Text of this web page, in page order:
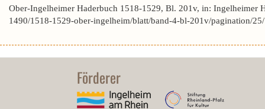
Ober-Ingelheimer Haderbuch 1518-1529, Bl. 201v, in: Ingelheimer
1490/1518-1529-ober-ingelheim/blatt/band-4-bl-201v/pagination/
Förderer